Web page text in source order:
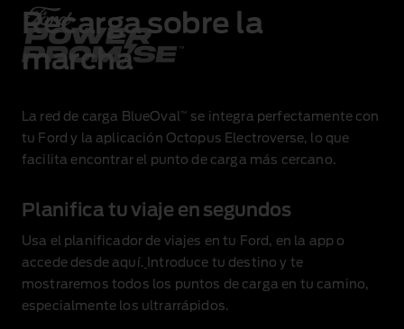
Recarga sobre la
marcha
La red de carga BlueOval™
se integra perfectamente con
tu Ford y la aplicación Octopus Electroverse, lo que
facilita encontrar el punto de carga más cercano.
Planifica tu viaje en segundos
Usa el planificador de viajes en tu Ford, en la app o
accede desde aquí .
Introduce tu destino y te
mostraremos todos los puntos de carga en tu camino,
especialmente los ultrarrápidos.